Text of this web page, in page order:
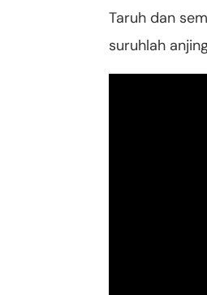
Taruh dan
suruhlah